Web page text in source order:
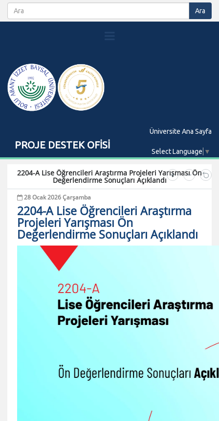
PROJE DESTEK OFİSİ
Üniversite Ana Sayfa
Select Language ▼
2204-A Lise Öğrencileri Araştırma Projeleri Yarışması Ön
Değerlendirme Sonuçları Açıklandı
28 Ocak 2026 Çarşamba
2204-A Lise Öğrencileri Araştırma
Projeleri Yarışması Ön
Değerlendirme Sonuçları Açıklandı